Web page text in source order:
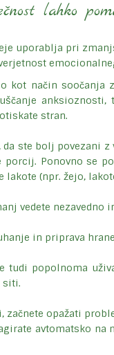
lahko
uporablja pri
kot način
stran.
da ste bolj povezani
Ponovno se
lakote (npr. žejo,
vedete
in priprava
tudi popolnoma
siti.
začnete opažati
avtomatsko